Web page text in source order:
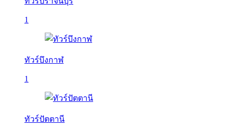
1
ทัวร์บึงกาฬ
1
ทัวร์ปัตตานี